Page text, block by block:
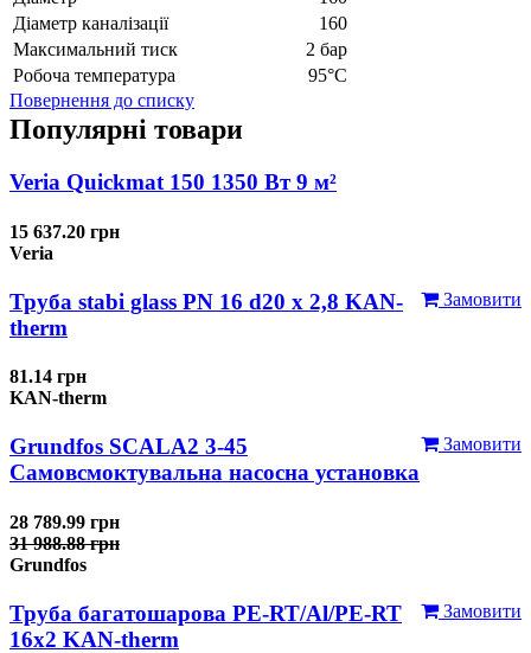
Діаметр каналізації
160
Максимальний тиск
2 бар
Робоча температура
95°С
Повернення до списку
Популярні товари
Veria Quickmat 150 1350 Вт 9 м²
15 637.20 грн
Veria
Замовити
Труба stabi glass PN 16 d20 х 2,8 KAN-
therm
81.14 грн
KAN-therm
Замовити
Grundfos SCALA2 3-45
Самовсмоктувальна насосна установка
28 789.99 грн
31 988.88 грн
Grundfos
Замовити
Труба багатошарова PE-RT/Al/PE-RT
16x2 KAN-therm